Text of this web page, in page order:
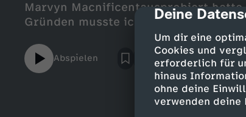
cmp-
Deine
Um dir eine
Cookies und
erforderlich für
hinaus
ohne deine
verwenden deine
Marvyn Macnificentausprobiert
Gründen musste ich vieles kürzen!
superspannend und wollte euch so
es für mich tatsächlich am Ende
Bin total gespannt auf eure
dem Video!Vielen Dank an Janik für
https://www.youtube.com/channel/
-------------------------------------
Abspielen